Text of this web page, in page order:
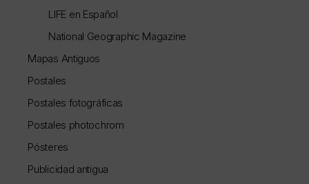
LIFE en Español
National Geographic Magazine
Mapas Antiguos
Postales
Postales fotográficas
Postales photochrom
Pósteres
Publicidad antigua